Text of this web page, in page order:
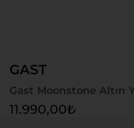
GAST
Gast Moonstone Altın
11.990,00₺